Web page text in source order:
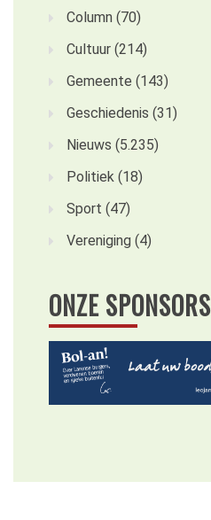
Column (70)
Cultuur (214)
Gemeente (143)
Geschiedenis (31)
Nieuws (5.235)
Politiek (18)
Sport (47)
Vereniging (4)
ONZE SPONSORS